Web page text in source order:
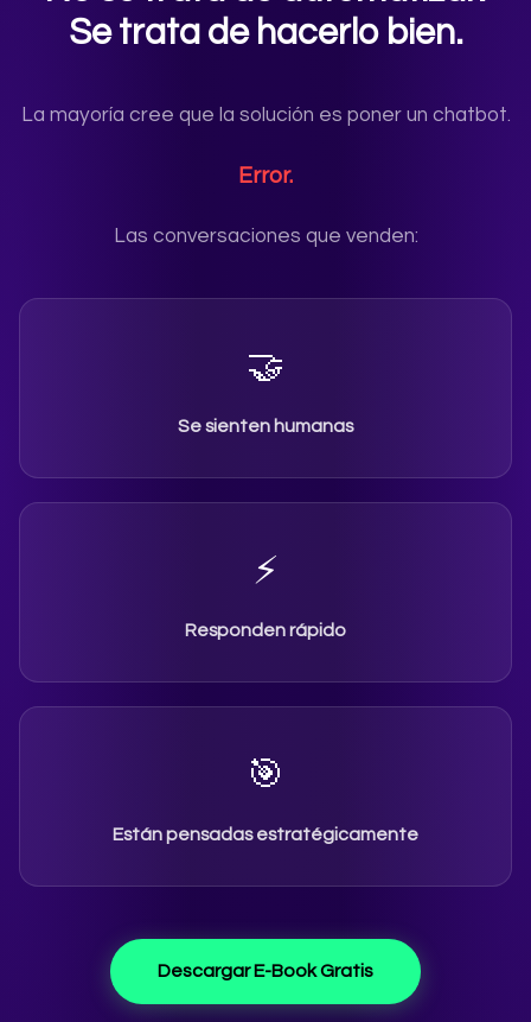
Se trata de hacerlo bien.
La mayoría cree que la solución es poner un chatbot.
Error.
Las conversaciones que venden:
🤝
Se sienten humanas
⚡
Responden rápido
🎯
Están pensadas estratégicamente
Descargar E-Book Gratis